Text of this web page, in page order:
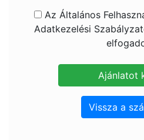
Az Általános
Adatkezelési
Vissza a